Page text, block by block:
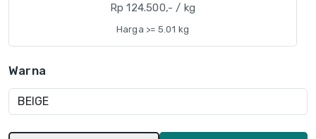
Rp 124.500,- / kg
Harga >= 5.01 kg
Warna